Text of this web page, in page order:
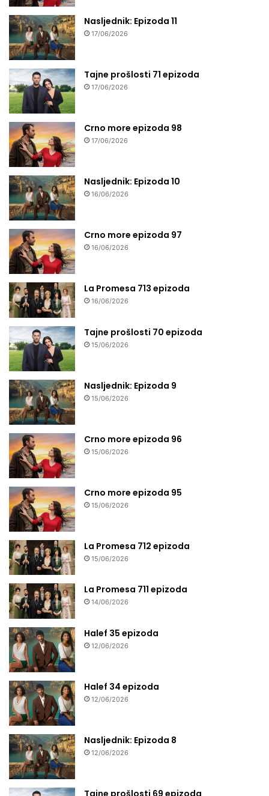
Nasljednik: Epizoda 11
17/06/2026
Tajne prošlosti 71 epizoda
17/06/2026
Crno more epizoda 98
17/06/2026
Nasljednik: Epizoda 10
16/06/2026
Crno more epizoda 97
16/06/2026
La Promesa 713 epizoda
16/06/2026
Tajne prošlosti 70 epizoda
15/06/2026
Nasljednik: Epizoda 9
15/06/2026
Crno more epizoda 96
15/06/2026
Crno more epizoda 95
15/06/2026
La Promesa 712 epizoda
15/06/2026
La Promesa 711 epizoda
14/06/2026
Halef 35 epizoda
12/06/2026
Halef 34 epizoda
12/06/2026
Nasljednik: Epizoda 8
12/06/2026
Tajne prošlosti 69 epizoda